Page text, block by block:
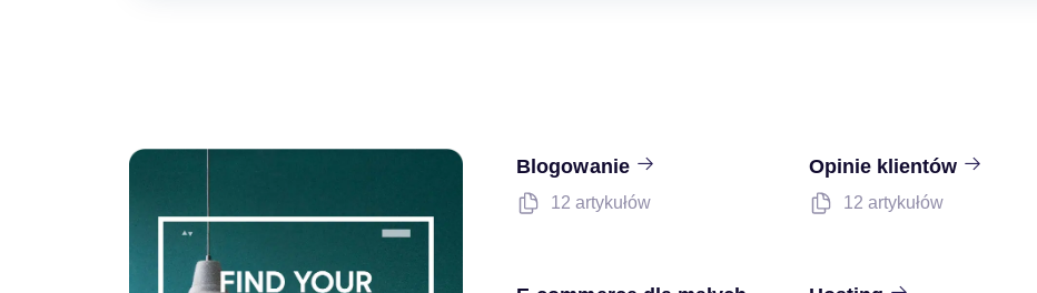
Blogowanie
12 artykułów
Opinie klientów
12 artykułów